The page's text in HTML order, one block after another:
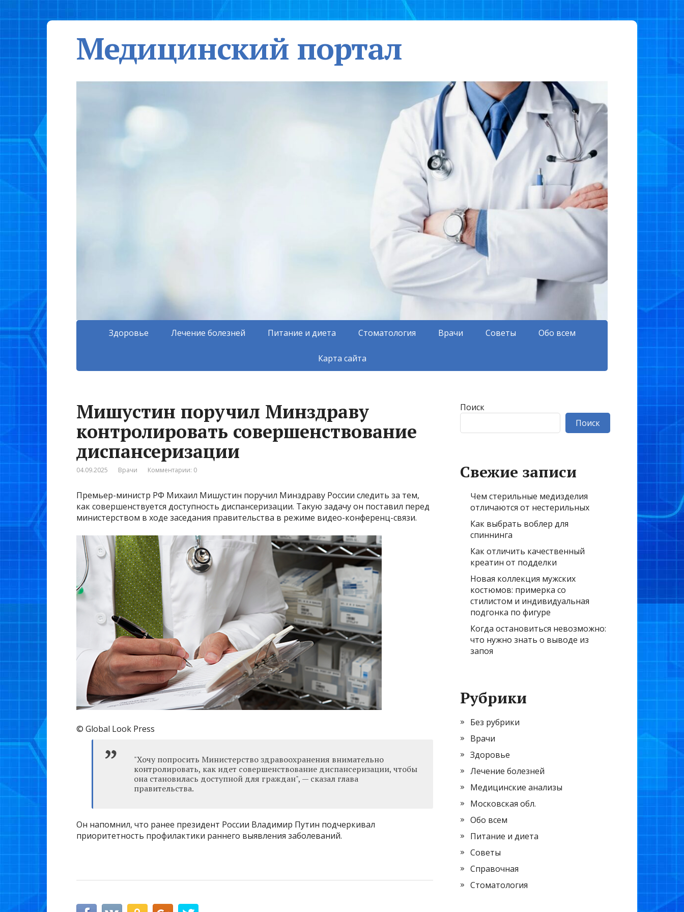
Медицинский портал
Здоровье Лечение болезней Питание и диета Стоматология Врачи Советы Обо всем
Карта сайта
Мишустин поручил Минздраву
контролировать совершенствование
диспансеризации
04.09.2025 Врачи Комментарии: 0
Премьер-министр РФ Михаил Мишустин поручил Минздраву России следить за тем,
как совершенствуется доступность диспансеризации. Такую задачу он поставил перед
министерством в ходе заседания правительства в режиме видео-конференц-связи.
© Global Look Press
"Хочу попросить Министерство здравоохранения внимательно
контролировать, как идет совершенствование диспансеризации, чтобы
она становилась доступной для граждан", — сказал глава
правительства.
Он напомнил, что ранее президент России Владимир Путин подчеркивал
приоритетность профилактики раннего выявления заболеваний.
Поиск
Поиск
Свежие записи
Чем стерильные медизделия
отличаются от нестерильных
Как выбрать воблер для
спиннинга
Как отличить качественный
креатин от подделки
Новая коллекция мужских
костюмов: примерка со
стилистом и индивидуальная
подгонка по фигуре
Когда остановиться невозможно:
что нужно знать о выводе из
запоя
Рубрики
Без рубрики
Врачи
Здоровье
Лечение болезней
Медицинские анализы
Московская обл.
Обо всем
Питание и диета
Советы
Справочная
Стоматология